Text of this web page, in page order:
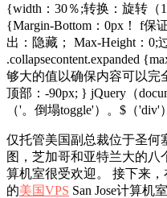
{width：30％;转换：旋转（
{Margin-Bottom：0px！ f保
出：隐藏； Max-Height：0;
.collapsecontent.expanded
够大的值以确保内容可以完
顶部：-90px; } jQuery（
（'。倒塌toggle'）。$（'div'
仅托管美国副总裁位于圣何
图，芝加哥和亚特兰大的
算机室很受欢迎。 接下来
的美国VPS San Jose计算机